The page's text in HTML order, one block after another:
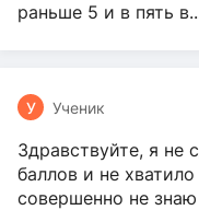
раньше 5 и в пять
У Ученик
Здравствуйте, я не
баллов и не
совершенно не